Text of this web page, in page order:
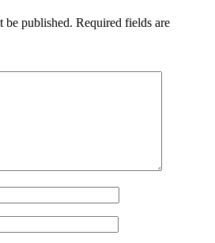
be published. Required fields are